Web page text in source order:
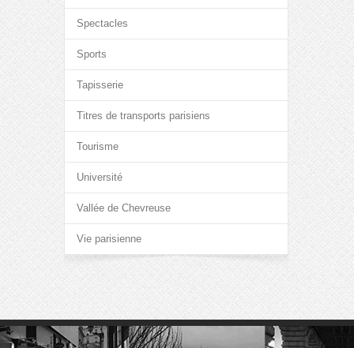
Spectacles
Sports
Tapisserie
Titres de transports parisiens
Tourisme
Université
Vallée de Chevreuse
Vie parisienne